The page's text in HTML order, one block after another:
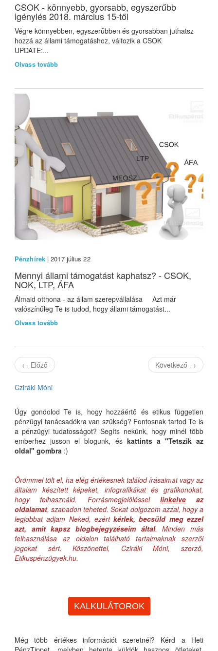
CSOK - könnyebb, gyorsabb, egyszerűbb
igénylés 2018. március 15-től
Végre könnyebben, egyszerűbben és gyorsabban juthatsz
hozzá az állami támogatáshoz, változik a CSOK
UPDATE:...
Olvass tovább
Pénzhírek| 2017 július 22
Mennyi állami támogatást kaphatsz? - CSOK,
NOK, LTP, ÁFA
Álmaid otthona - az állam szerepvállalása Azt már
valószínűleg Te is tudod, hogy állami támogatást...
Olvass tovább
← Előző Következő →
Cziráki Móni
Úgy gondolod Te is, hogy hozzáértő és etikus független
pénzügyi tanácsadókra van szükség? Fontosnak tartod Te is
a pénzügyi tudatosságot? Segíts nekünk, hogy minél több
emberhez jusson el blogunk, és kattints a "Tetszik az
oldal" gombra :)
Örömmel tölt el, ha elég értékesnek találod írásaimat vagy az
általam készített képeket, infografikákat és grafikonokat,
hogy felhasználd. Forrásmegjelöléssel linkelveaz
oldalamat, szabadon teheted. Sokat dolgozom azzal, hogy a
legjobbat adjam Neked, ezértkérlek, becsüld meg ezzel
azt, amit kapsz blogbejegyzéseim által. Minden más
felhasználása az oldalon található tartalmaknak szerzői
jogokat sért. Köszönettel, Cziráki Móni, szerző,
Etikuspénzügyek.hu.
KALKULÁTOROK
Még több értékes információt szeretnél? Kérd a Heti